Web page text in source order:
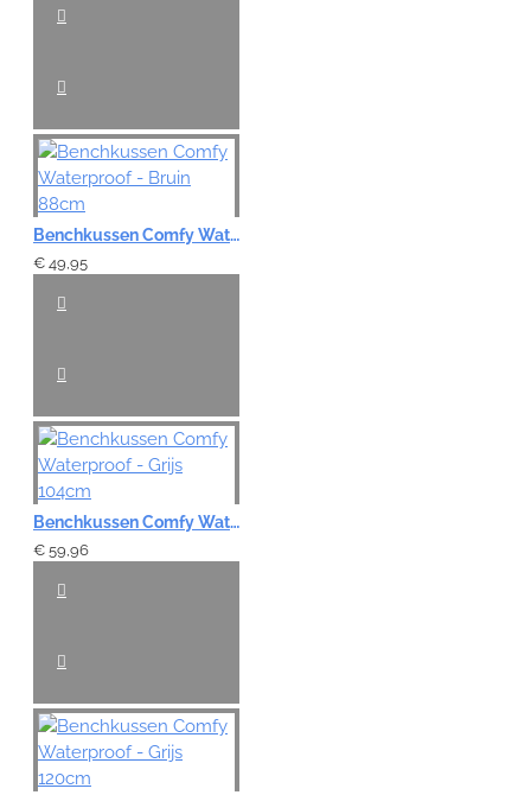
Benchkussen Comfy Waterproof - Bruin 88cm
€ 49,95
Benchkussen Comfy Waterproof - Grijs 104cm
€ 59,96